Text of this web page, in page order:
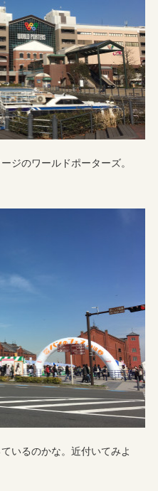
ジのワールドポーターズ。
いるのかな。近付いてみよ